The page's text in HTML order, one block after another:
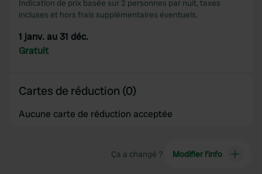
Indication de prix basée sur 2 personnes par nuit, taxes
incluses et hors frais supplémentaires éventuels.
1 janv. au 31 déc.
Gratuit
Cartes de réduction (0)
Aucune carte de réduction acceptée
Ça a changé ? Modifier l’info